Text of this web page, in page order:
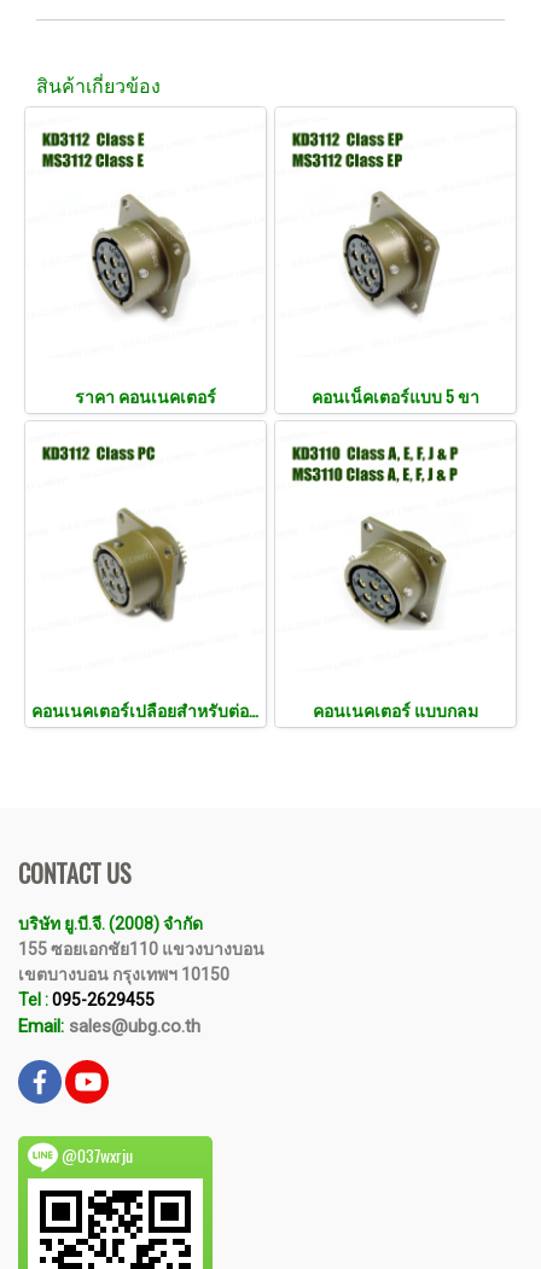
สินค้าเกี่ยวข้อง
ราคา คอนเนคเตอร์ คอนเน็คเตอร์แบบ 5 ขา
คอนเนคเตอร์เปลือยสำหรับต่อสาย คอนเนคเตอร์ แบบกลม
CONTACT US
บริษัท ยู.บี.จี. (2008) จำกัด
155 ซอยเอกชัย110 แขวงบางบอน
เขตบางบอน กรุงเทพฯ 10150
Tel :095-2629455
Email: sales@ubg.co.th
@037wxrju